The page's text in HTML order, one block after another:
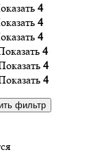
4
4
4
4
4
4
фильтр